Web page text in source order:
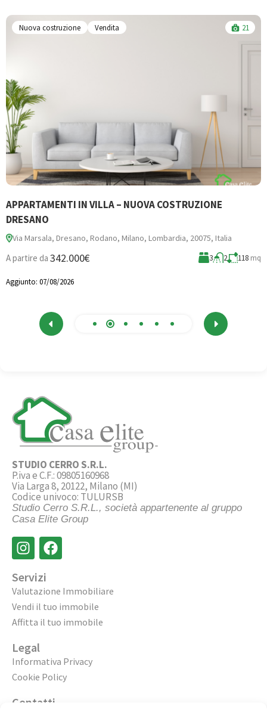
Nuova costruzione Vendita 21
APPARTAMENTI IN VILLA – NUOVA COSTRUZIONE
DRESANO
Via Marsala, Dresano, Rodano, Milano, Lombardia, 20075, Italia
A partire da 342.000€ 3 2 118 mq
Aggiunto: 07/08/2026
STUDIO CERRO S.R.L.
P.iva e C.F.: 09805160968
Via Larga 8, 20122, Milano (MI)
Codice univoco: TULURSB
Studio Cerro S.R.L., società appartenente al gruppo
Casa Elite Group
Servizi
Valutazione Immobiliare
Vendi il tuo immobile
Affitta il tuo immobile
Legal
Informativa Privacy
Cookie Policy
Contatti